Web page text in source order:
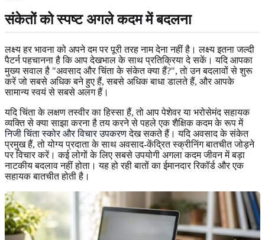
संकेतों को स्पष्ट अगले कदम में बदलना
लक्ष्य हर भावना को अपने दम पर पूरी तरह नाम देना नहीं है। लक्ष्य इतना जल्दी
पैटर्न पहचानना है कि आप देखभाल के साथ प्रतिक्रिया दे सकें। यदि आपका
मुख्य सवाल है "अवसाद और चिंता के संकेत क्या हैं?", तो उन बदलावों से शुरू
करें जो सबसे अधिक बने हुए हैं, सबसे अधिक बाधा डालते हैं, और आपके
सामान्य स्वयं से सबसे अलग हैं।
यदि चिंता के लक्षण तस्वीर का हिस्सा हैं, तो आप पेशेवर या भरोसेमंद सहायक
व्यक्ति से क्या साझा करना है तय करने से पहले एक शैक्षिक कदम के रूप में
निजी चिंता स्कोर और विचार उपकरणदेख सकते हैं। यदि अवसाद के संकेत
प्रमुख हैं, तो योग्य प्रदाता के साथ अवसाद-केंद्रित स्क्रीनिंग बातचीत जोड़ने
पर विचार करें। कई लोगों के लिए सबसे उपयोगी अगला कदम जीवन में बड़ा
नाटकीय बदलाव नहीं होता। यह हो रही बातों का ईमानदार रिकॉर्ड और एक
सहायक बातचीत होती है।